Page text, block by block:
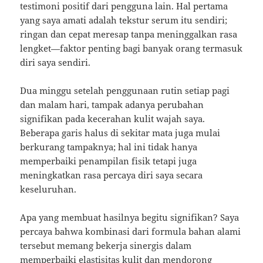
testimoni positif dari pengguna lain. Hal pertama
yang saya amati adalah tekstur serum itu sendiri;
ringan dan cepat meresap tanpa meninggalkan rasa
lengket—faktor penting bagi banyak orang termasuk
diri saya sendiri.
Dua minggu setelah penggunaan rutin setiap pagi
dan malam hari, tampak adanya perubahan
signifikan pada kecerahan kulit wajah saya.
Beberapa garis halus di sekitar mata juga mulai
berkurang tampaknya; hal ini tidak hanya
memperbaiki penampilan fisik tetapi juga
meningkatkan rasa percaya diri saya secara
keseluruhan.
Apa yang membuat hasilnya begitu signifikan? Saya
percaya bahwa kombinasi dari formula bahan alami
tersebut memang bekerja sinergis dalam
memperbaiki elastisitas kulit dan mendorong